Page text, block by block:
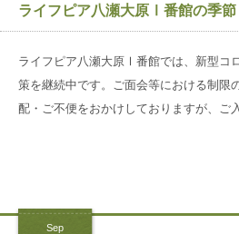
ライフピア八瀬大原Ⅰ番館の季節
ライフピア八瀬大原Ⅰ番館では、新型コ
策を継続中です。ご面会等における制限
配・ご不便をおかけしておりますが、ご
Sep